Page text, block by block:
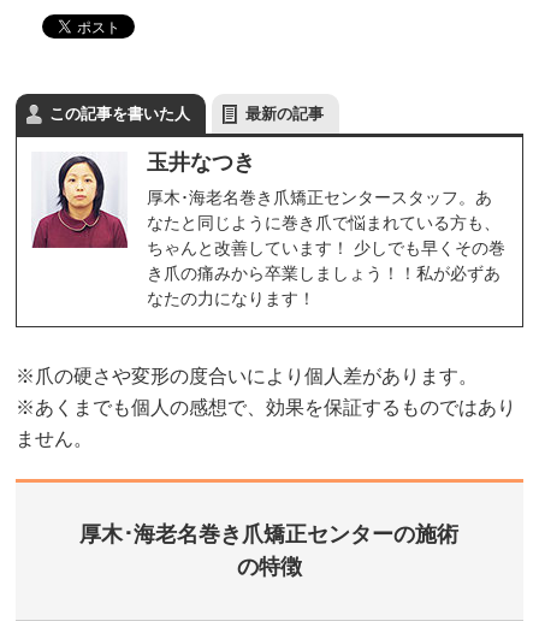
この記事を書いた人 最新の記事
玉井なつき
厚木･海老名巻き爪矯正センタースタッフ。あ
なたと同じように巻き爪で悩まれている方も、
ちゃんと改善しています！ 少しでも早くその巻
き爪の痛みから卒業しましょう！！私が必ずあ
なたの力になります！
※爪の硬さや変形の度合いにより個人差があります。
※あくまでも個人の感想で、効果を保証するものではあり
ません。
厚木･海老名巻き爪矯正センターの施術
の特徴